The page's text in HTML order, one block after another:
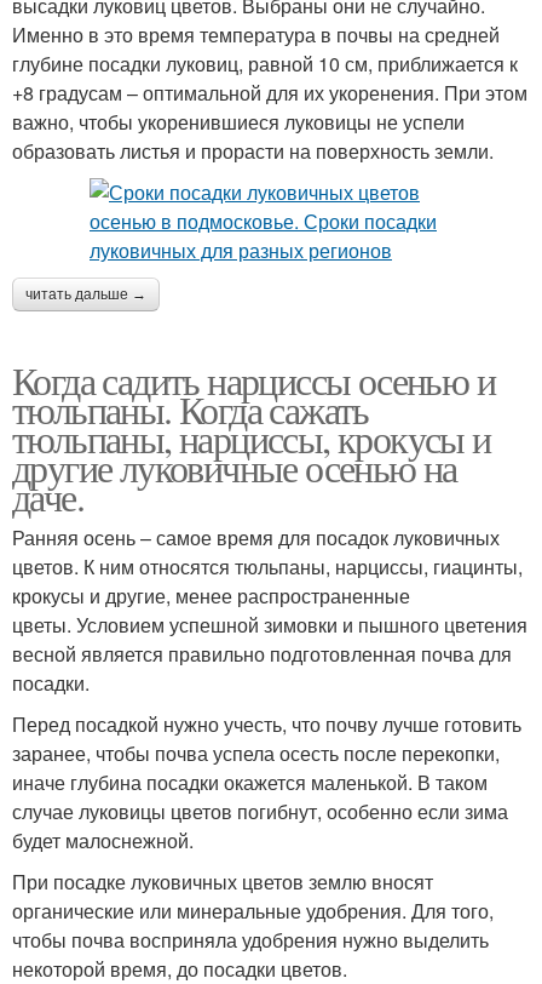
Именно в это время температура в почвы на средней
глубине посадки луковиц, равной 10 см, приближается к
+8 градусам – оптимальной для их укоренения. При этом
важно, чтобы укоренившиеся луковицы не успели
образовать листья и прорасти на поверхность земли.
читать дальше →
Когда садить нарциссы осенью и
тюльпаны. Когда сажать
тюльпаны, нарциссы, крокусы и
другие луковичные осенью на
даче.
Ранняя осень – самое время для посадок луковичных
цветов. К ним относятся тюльпаны, нарциссы, гиацинты,
крокусы и другие, менее распространенные
цветы. Условием успешной зимовки и пышного цветения
весной является правильно подготовленная почва для
посадки.
Перед посадкой нужно учесть, что почву лучше готовить
заранее, чтобы почва успела осесть после перекопки,
иначе глубина посадки окажется маленькой. В таком
случае луковицы цветов погибнут, особенно если зима
будет малоснежной.
При посадке луковичных цветов землю вносят
органические или минеральные удобрения. Для того,
чтобы почва восприняла удобрения нужно выделить
некоторой время, до посадки цветов.